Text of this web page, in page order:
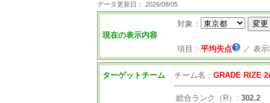
データ更新日： 2026/08/05
現在の表示内容
対象：
項目： 平均失点 ／ 表
ターゲットチーム チーム名： GRADE RIZE
総合ランク（R）: 302.2